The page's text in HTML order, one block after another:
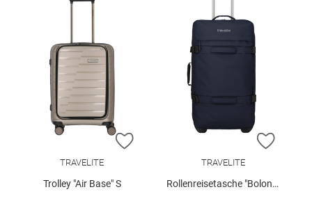
ZUR WUNSCHLISTE HINZUFÜGEN
TRAVELITE
Trolley "Air Base" S
ZUR
TRAVELITE
Rollenreisetasche "Bolonia L"